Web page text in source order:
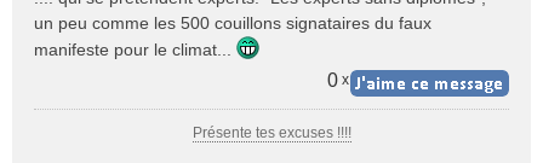
un peu comme les 500 couillons signataires du faux
manifeste pour le climat...
0 x
Présente tes excuses !!!!